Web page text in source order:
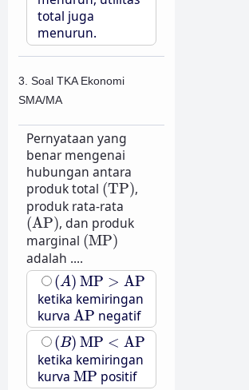
total juga
menurun.
3. Soal TKA Ekonomi
SMA/MA
Pernyataan yang
benar mengenai
hubungan antara
produk total (TP)
(TP) ,
produk rata-rata
(AP)
(AP) , dan produk
marginal (MP)
(MP)
adalah ....
(A)
(A) MP > AP
MP>AP
ketika kemiringan
kurva AP
AP negatif
(B)
(B) MP < AP
MP<AP
ketika kemiringan
kurva MP
MP positif